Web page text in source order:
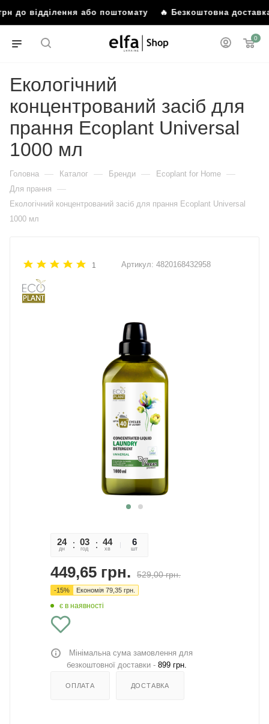
до відділення або поштомату 🔥 Безкоштовна
0
Екологічний
концентрований засіб для
прання Ecoplant Universal
1000 мл
Головна — Каталог — Бренди — Ecoplant for Home —
Для прання —
Екологічний концентрований засіб для прання Ecoplant Universal
1000 мл
1 Артикул: 4820168432958
24
дн
03
год
44
хв
23
сек
6
шт
449,65 грн. 529,00грн.
-15% Економія 79,35 грн.
є в наявності
Мінімальна сума замовлення для
безкоштовної доставки - 899 грн.
ОПЛАТА ДОСТАВКА